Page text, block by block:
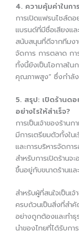
4. ความคุ้มค่าในกา
การเปิดแฟรนไชส์ดอ
แบรนด์ที่มีชื่อเสียงแ
สนับสนุนที่ดีจากทีมงา
จัดการ การตลาด ก
ทั้งนี้ยังเป็นโอกาสใน
คุณภาพสูง” ซึ่งกำลัง
5. สรุป: เปิดร้านดอ
อย่างไรให้สำเร็จ?
การเป็นเจ้าของร้าน
มีการเตรียมตัวทั้งใน
และการบริหารจัดกา
สำหรับการเปิดร้าน
ขึ้นอยู่กับขนาดร้านแ
สำหรับผู้ที่สนใจเป็นเ
ครบถ้วนเป็นสิ่งที่สำ
อย่างถูกต้องและทำ
นำของไทยที่ได้รับกา